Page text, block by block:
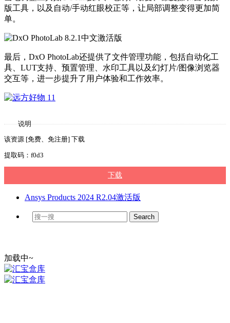
版工具，以及自动/手动红眼校正等，让局部调整变得更加简
单。
最后，DxO PhotoLab还提供了文件管理功能，包括自动化工
具、LUT支持、预置管理、水印工具以及幻灯片/图像浏览器
交互等，进一步提升了用户体验和工作效率。
说明
该资源 [免费、免注册] 下载
提取码：f0d3
下载
Ansys Products 2024 R2.04激活版
加载中~